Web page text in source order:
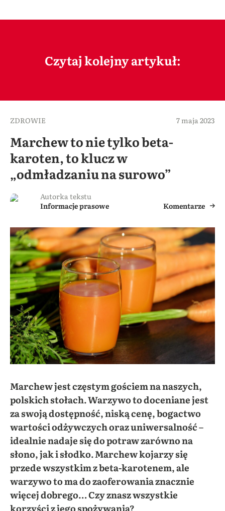
Czytaj kolejny artykuł:
ZDROWIE 7 maja 2023
Marchew to nie tylko beta-
karoten, to klucz w
„odmładzaniu na surowo”
Autorka tekstu
Informacje prasowe
Komentarze
Marchew jest częstym gościem na naszych,
polskich stołach. Warzywo to doceniane jest
za swoją dostępność, niską cenę, bogactwo
wartości odżywczych oraz uniwersalność –
idealnie nadaje się do potraw zarówno na
słono, jak i słodko. Marchew kojarzy się
przede wszystkim z beta-karotenem, ale
warzywo to ma do zaoferowania znacznie
więcej dobrego… Czy znasz wszystkie
korzyści z jego spożywania?